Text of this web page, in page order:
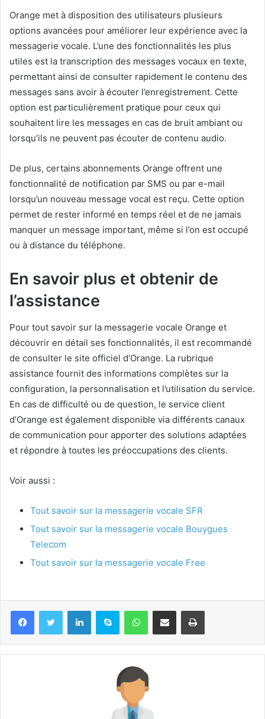
Orange met à disposition des utilisateurs plusieurs
options avancées pour améliorer leur expérience avec la
messagerie vocale. L’une des fonctionnalités les plus
utiles est la transcription des messages vocaux en texte,
permettant ainsi de consulter rapidement le contenu des
messages sans avoir à écouter l’enregistrement. Cette
option est particulièrement pratique pour ceux qui
souhaitent lire les messages en cas de bruit ambiant ou
lorsqu’ils ne peuvent pas écouter de contenu audio.
De plus, certains abonnements Orange offrent une
fonctionnalité de notification par SMS ou par e-mail
lorsqu’un nouveau message vocal est reçu. Cette option
permet de rester informé en temps réel et de ne jamais
manquer un message important, même si l’on est occupé
ou à distance du téléphone.
En savoir plus et obtenir de
l’assistance
Pour tout savoir sur la messagerie vocale Orange et
découvrir en détail ses fonctionnalités, il est recommandé
de consulter le site officiel d’Orange. La rubrique
assistance fournit des informations complètes sur la
configuration, la personnalisation et l’utilisation du service.
En cas de difficulté ou de question, le service client
d’Orange est également disponible via différents canaux
de communication pour apporter des solutions adaptées
et répondre à toutes les préoccupations des clients.
Voir aussi :
Tout savoir sur la messagerie vocale SFR
Tout savoir sur la messagerie vocale Bouygues
Telecom
Tout savoir sur la messagerie vocale Free
LinkedinSkype WhatsAppPartager par email Imprimer